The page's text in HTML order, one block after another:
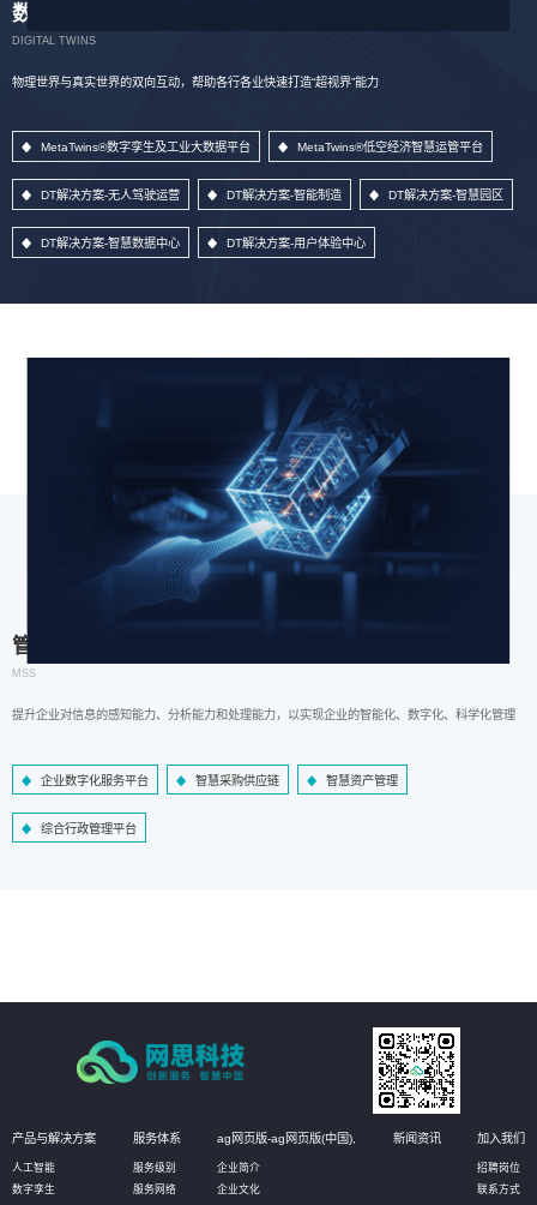
数字孪生
DIGITAL TWINS
物理世界与真实世界的双向互动，帮助各行各业快速打造“超视界”能力
MetaTwins®数字孪生及工业大数据平台 MetaTwins®低空经济智慧运管平台
DT解决方案-无人驾驶运营 DT解决方案-智能制造 DT解决方案-智慧园区
DT解决方案-智慧数据中心 DT解决方案-用户体验中心
管理信息系统
MSS
提升企业对信息的感知能力、分析能力和处理能力，以实现企业的智能化、数字化、科学化管理
企业数字化服务平台 智慧采购供应链 智慧资产管理
综合行政管理平台
产品与解决方案
人工智能
数字孪生
服务体系
服务级别
服务网络
ag网页版-ag网页版(中国),
企业简介
企业文化
新闻资讯 加入我们
招聘岗位
联系方式